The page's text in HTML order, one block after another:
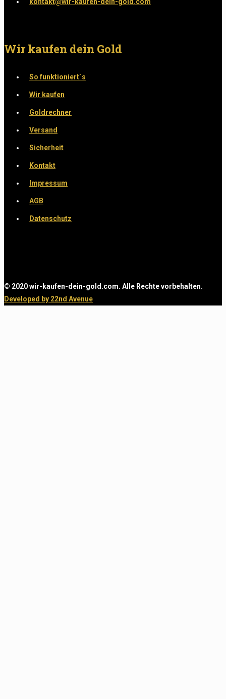
Wir kaufen dein Gold
So funktioniert´s
Wir kaufen
Goldrechner
Versand
Sicherheit
Kontakt
Impressum
AGB
Datenschutz
© 2020 wir-kaufen-dein-gold.com. Alle Rechte vorbehalten.
Developed by 22nd Avenue